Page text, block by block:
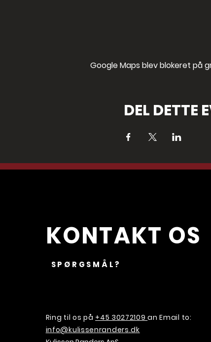
Google Maps blev blokeret på
DEL DETTE
KONTAKT OS
SPØRGSMÅL?
Ring til os på +45 30272109an Email to:
info@kulissenranders.dk